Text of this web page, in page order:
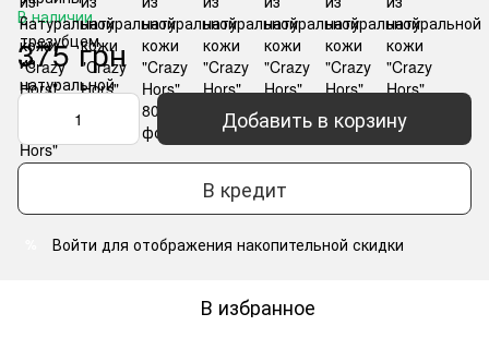
В наличии
375 грн
Добавить в корзину
В кредит
Войти для отображения накопительной скидки
В избранное